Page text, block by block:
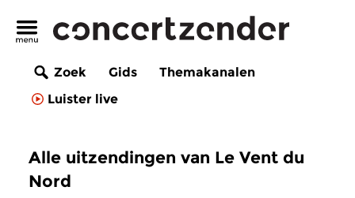
Zoek Gids
Themakanalen
Luister live
Alle uitzendingen van Le Vent du
Nord